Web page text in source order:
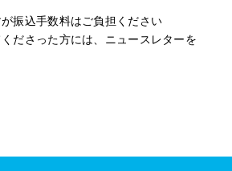
振込手数料はご負担ください
ださった方には、ニュースレターを